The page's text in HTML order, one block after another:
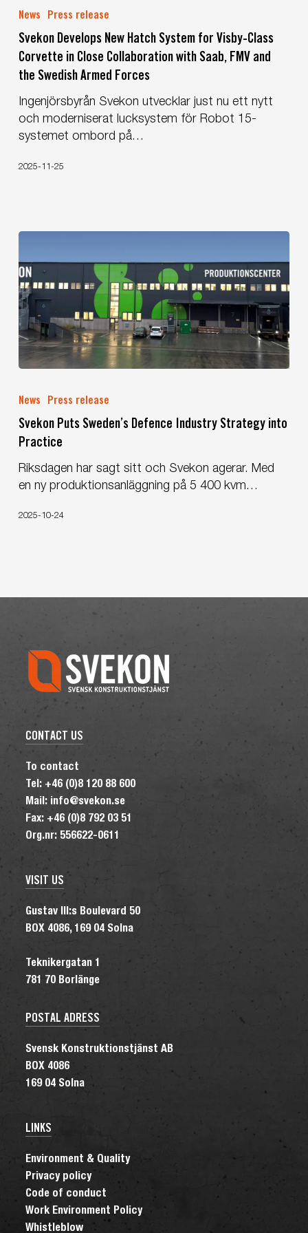
Develops
Hatch
System
for
Visby-
Class
Corvette
in
Close
FMV
the
Swedish
Armed
Forces
News Press release
Svekon Develops New Hatch System for Visby-Class
Corvette in Close Collaboration with Saab, FMV and
the Swedish Armed Forces
Ingenjörsbyrån Svekon utvecklar just nu ett nytt
och moderniserat lucksystem för Robot 15-
systemet ombord på…
2025-11-25
Puts
Defence
Industry
Strategy
into
News Press release
Svekon Puts Sweden’s Defence Industry Strategy into
Practice
Riksdagen har sagt sitt och Svekon agerar. Med
en ny produktionsanläggning på 5 400 kvm…
2025-10-24
CONTACT US
To contact
Tel: +46 (0)8 120 88 600
Mail: info@svekon.se
Fax: +46 (0)8 792 03 51
Org.nr: 556622-0611
VISIT US
Gustav III:s Boulevard 50
BOX 4086, 169 04 Solna
Teknikergatan 1
781 70 Borlänge
POSTAL ADRESS
Svensk Konstruktionstjänst AB
BOX 4086
169 04 Solna
LINKS
Environment & Quality
Privacy policy
Code of conduct
Work Environment Policy
Whistleblow